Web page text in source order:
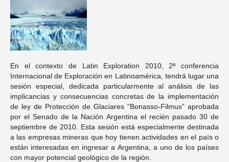
En el contexto de Latin Exploration 2010, 2ª conferencia
Internacional de Exploración en Latinoamérica, tendrá lugar una
sesión especial, dedicada particularmente al análisis de las
implicancias y consecuencias concretas de la implementación
de ley de Protección de Glaciares “Bonasso-Filmus” aprobada
por el Senado de la Nación Argentina el recién pasado 30 de
septiembre de 2010. Esta sesión está especialmente destinada
a las empresas mineras que hoy tienen actividades en el país o
están interesadas en ingresar a Argentina, a uno de los países
con mayor potencial geológico de la región.